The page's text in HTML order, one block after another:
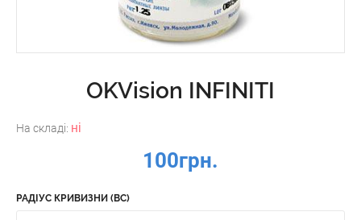
OKVision INFINITI
На складі: ні
100грн.
РАДІУС КРИВИЗНИ (BC)